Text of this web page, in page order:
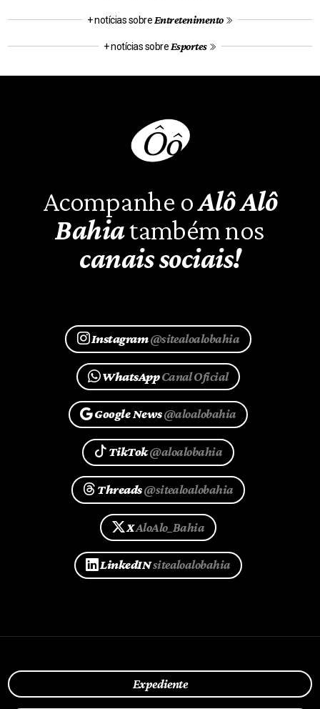
+ notícias sobre Entretenimento
+ notícias sobre Esportes
Acompanhe oAlô Alô
Bahiatambém nos
canais sociais!
Instagram@sitealoalobahia
WhatsAppCanal Oficial
Google News@aloalobahia
TikTok@aloalobahia
Threads@sitealoalobahia
XAloAlo_Bahia
LinkedINsitealoalobahia
Expediente